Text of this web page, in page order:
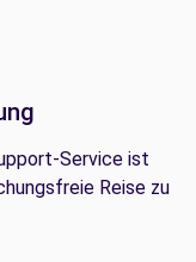
Service ist
Reise zu